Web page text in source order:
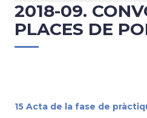
2018-09.
PLACES DE
15 Acta de la fase de